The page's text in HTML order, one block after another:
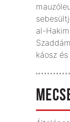
al-
káosz